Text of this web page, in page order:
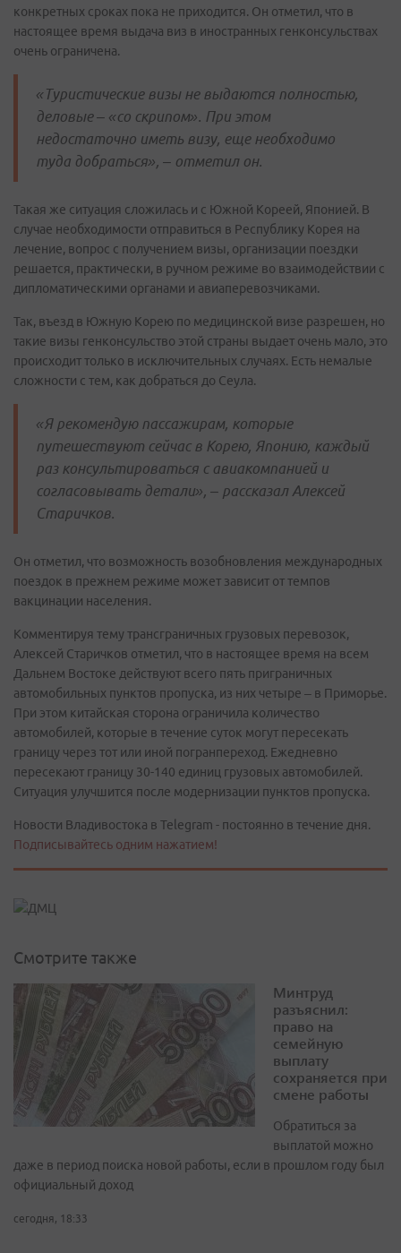
конкретных сроках пока не приходится. Он отметил, что в
настоящее время выдача виз в иностранных генконсульствах
очень ограничена.
«Туристические визы не выдаются полностью,
деловые – «со скрипом». При этом
недостаточно иметь визу, еще необходимо
туда добраться», – отметил он.
Такая же ситуация сложилась и с Южной Кореей, Японией. В
случае необходимости отправиться в Республику Корея на
лечение, вопрос с получением визы, организации поездки
решается, практически, в ручном режиме во взаимодействии с
дипломатическими органами и авиаперевозчиками.
Так, въезд в Южную Корею по медицинской визе разрешен, но
такие визы генконсульство этой страны выдает очень мало, это
происходит только в исключительных случаях. Есть немалые
сложности с тем, как добраться до Сеула.
«Я рекомендую пассажирам, которые
путешествуют сейчас в Корею, Японию, каждый
раз консультироваться с авиакомпанией и
согласовывать детали», – рассказал Алексей
Старичков.
Он отметил, что возможность возобновления международных
поездок в прежнем режиме может зависит от темпов
вакцинации населения.
Комментируя тему трансграничных грузовых перевозок,
Алексей Старичков отметил, что в настоящее время на всем
Дальнем Востоке действуют всего пять приграничных
автомобильных пунктов пропуска, из них четыре – в Приморье.
При этом китайская сторона ограничила количество
автомобилей, которые в течение суток могут пересекать
границу через тот или иной погранпереход. Ежедневно
пересекают границу 30-140 единиц грузовых автомобилей.
Ситуация улучшится после модернизации пунктов пропуска.
Новости Владивостока в Telegram - постоянно в течение дня.
Подписывайтесь одним нажатием!
Смотрите также
Минтруд
разъяснил:
право на
семейную
выплату
сохраняется при
смене работы
Обратиться за
выплатой можно
даже в период поиска новой работы, если в прошлом году был
официальный доход
сегодня, 18:33